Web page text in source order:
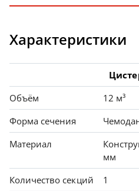
Характеристики
Объём
12 м³
Форма сечения
Материал
мм
Количество секций
1